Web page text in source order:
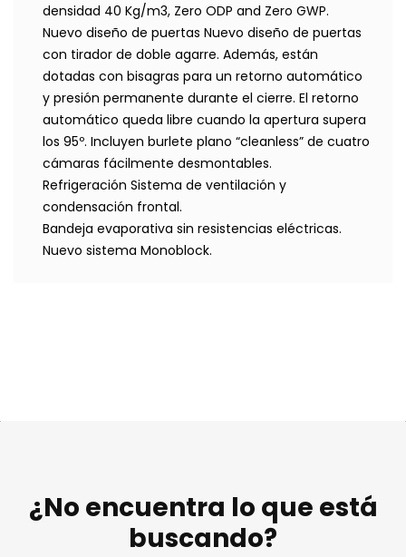
densidad 40 Kg/m3, Zero ODP and Zero GWP.
Nuevo diseño de puertas Nuevo diseño de puertas
con tirador de doble agarre. Además, están
dotadas con bisagras para un retorno automático
y presión permanente durante el cierre. El retorno
automático queda libre cuando la apertura supera
los 95º. Incluyen burlete plano “cleanless” de cuatro
cámaras fácilmente desmontables.
Refrigeración Sistema de ventilación y
condensación frontal.
Bandeja evaporativa sin resistencias eléctricas.
Nuevo sistema Monoblock.
¿No encuentra lo que está
buscando?